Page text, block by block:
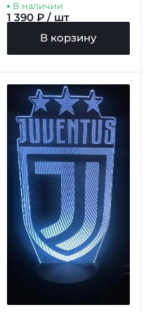
В наличии
1 390 ₽ / шт
В корзину